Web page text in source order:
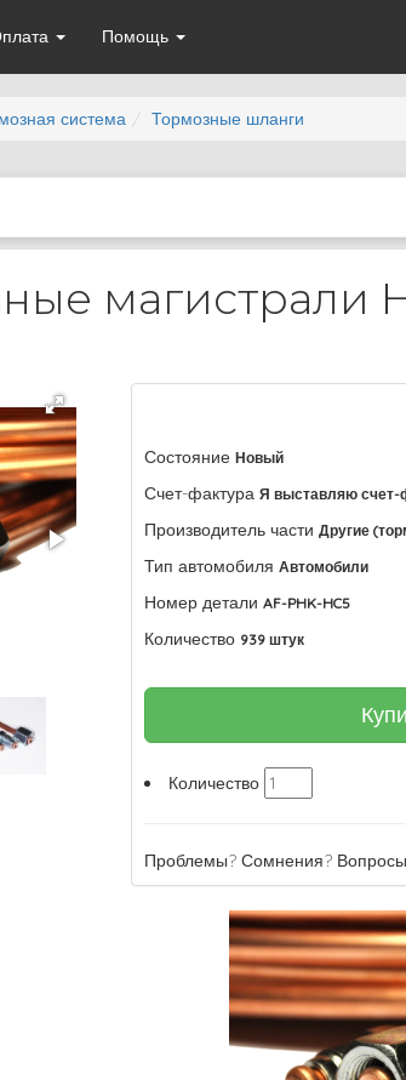
Помощь
система Тормозные шланги
магистрали
Состояние Новый
Счет-фактура Я выставляю
Производитель части Другие
Тип автомобиля Автомобили
Номер детали AF-PHK-HC5
Количество 939 штук
Количество
Проблемы? Сомнения?